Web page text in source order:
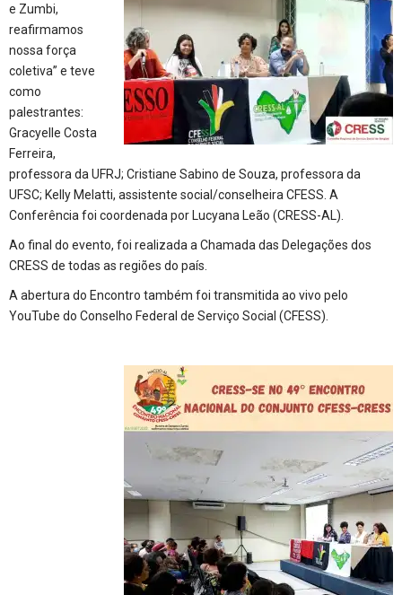
e Zumbi,
reafirmamos
nossa força
coletiva” e teve
como
palestrantes:
Gracyelle Costa
Ferreira,
professora da UFRJ; Cristiane Sabino de Souza, professora da
UFSC; Kelly Melatti, assistente social/conselheira CFESS. A
Conferência foi coordenada por Lucyana Leão (CRESS-AL).
Ao final do evento, foi realizada a Chamada das Delegações dos
CRESS de todas as regiões do país.
A abertura do Encontro também foi transmitida ao vivo pelo
YouTube do Conselho Federal de Serviço Social (CFESS).